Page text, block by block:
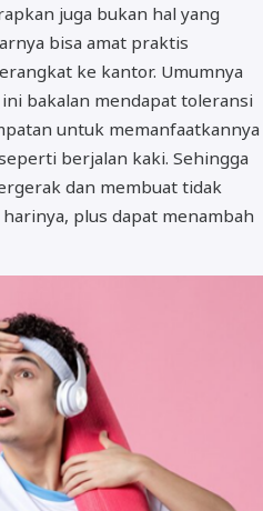
juga bukan hal yang
bisa amat praktis
ke kantor. Umumnya
bakalan mendapat toleransi
untuk memanfaatkannya
berjalan kaki. Sehingga
dan membuat tidak
plus dapat menambah